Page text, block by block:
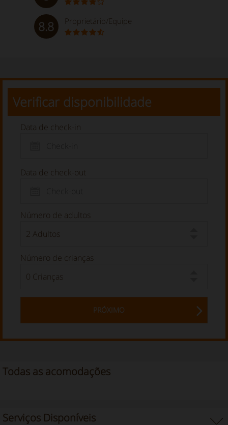
8.8 Proprietário/Equipe
Verificar disponibilidade
Data de check-in
Data de check-out
Número de adultos
Número de crianças
PRÓXIMO
Todas as acomodações
Serviços Disponíveis